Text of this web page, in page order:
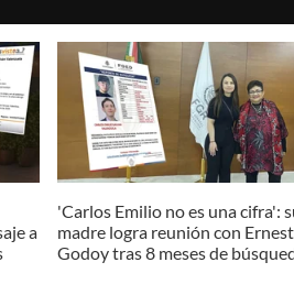
a
'Carlos Emilio no es una cifra':
madre logra reunión con
Godoy tras 8 meses de